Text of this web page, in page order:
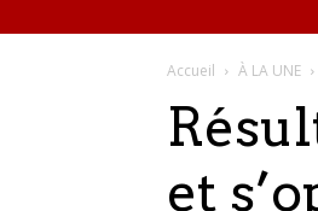
Accueil À LA UNE
et